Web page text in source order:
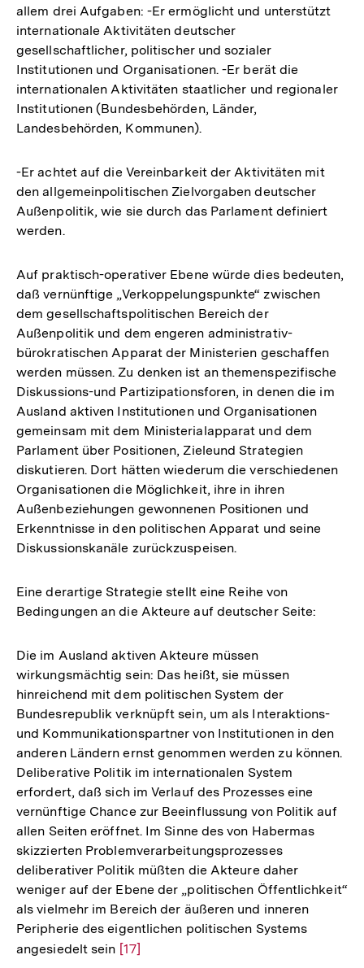
allem drei Aufgaben: -Er ermöglicht und unterstützt
internationale Aktivitäten deutscher
gesellschaftlicher, politischer und sozialer
Institutionen und Organisationen. -Er berät die
internationalen Aktivitäten staatlicher und regionaler
Institutionen (Bundesbehörden, Länder,
Landesbehörden, Kommunen).
-Er achtet auf die Vereinbarkeit der Aktivitäten mit
den allgemeinpolitischen Zielvorgaben deutscher
Außenpolitik, wie sie durch das Parlament definiert
werden.
Auf praktisch-operativer Ebene würde dies bedeuten,
daß vernünftige „Verkoppelungspunkte“ zwischen
dem gesellschaftspolitischen Bereich der
Außenpolitik und dem engeren administrativ-
bürokratischen Apparat der Ministerien geschaffen
werden müssen. Zu denken ist an themenspezifische
Diskussions-und Partizipationsforen, in denen die im
Ausland aktiven Institutionen und Organisationen
gemeinsam mit dem Ministerialapparat und dem
Parlament über Positionen, Zieleund Strategien
diskutieren. Dort hätten wiederum die verschiedenen
Organisationen die Möglichkeit, ihre in ihren
Außenbeziehungen gewonnenen Positionen und
Erkenntnisse in den politischen Apparat und seine
Diskussionskanäle zurückzuspeisen.
Eine derartige Strategie stellt eine Reihe von
Bedingungen an die Akteure auf deutscher Seite:
Die im Ausland aktiven Akteure müssen
wirkungsmächtig sein: Das heißt, sie müssen
hinreichend mit dem politischen System der
Bundesrepublik verknüpft sein, um als Interaktions-
und Kommunikationspartner von Institutionen in den
anderen Ländern ernst genommen werden zu können.
Deliberative Politik im internationalen System
erfordert, daß sich im Verlauf des Prozesses eine
vernünftige Chance zur Beeinflussung von Politik auf
allen Seiten eröffnet. Im Sinne des von Habermas
skizzierten Problemverarbeitungsprozesses
deliberativer Politik müßten die Akteure daher
weniger auf der Ebene der „politischen Öffentlichkeit“
als vielmehr im Bereich der äußeren und inneren
Peripherie des eigentlichen politischen Systems
angesiedelt sein Zur
[17]